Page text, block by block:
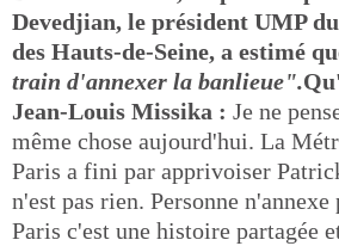
Devedjian, le président UMP
des Hauts-de-Seine, a estimé
train d'annexer la banlieue".
Jean-Louis Missika : Je ne
même chose aujourd'hui. La
Paris a fini par apprivoiser
n'est pas rien. Personne n'annexe
Paris c'est une histoire partagée